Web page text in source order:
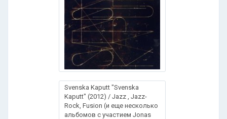
Svenska Kaputt "Svenska
Kaputt" (2012) / Jazz , Jazz-
Rock, Fusion (и еще несколько
альбомов с участием Jonas